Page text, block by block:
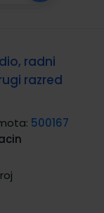
dio, radni
razred
500167